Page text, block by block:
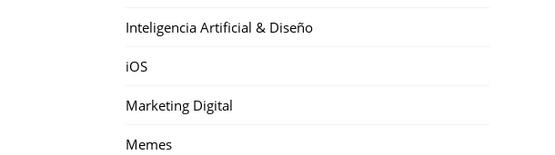
Inteligencia Artificial & Diseño
iOS
Marketing Digital
Memes